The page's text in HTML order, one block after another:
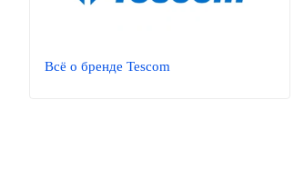
Всё о бренде Tescom